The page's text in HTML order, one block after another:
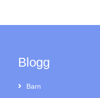
Blogg
Barn